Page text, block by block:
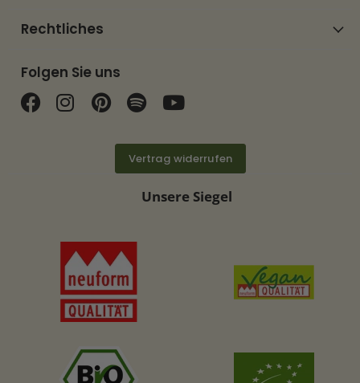
Rechtliches
Folgen Sie uns
Finden Sie uns auf Facebook
Finden Sie uns auf Instagram
Finden Sie uns auf Pinterest
Finden Sie uns auf
Finden Sie uns auf
Vertrag widerrufen
Unsere Siegel